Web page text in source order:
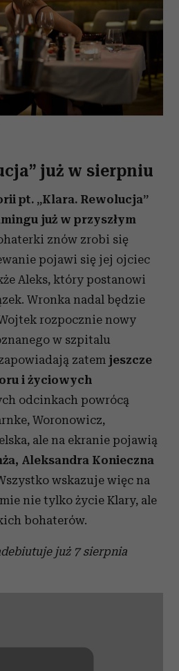
do spersonalizowania treści
społecznościowe i
witrynie. Informacje o tym, jak
udostępniamy partnerom
i analitycznym.
te informacje z innymi danymi
już w sierpniu
pt. „Klara. Rewolucja”
już w przyszłym
znów zrobi się
pojawi się jej ojciec
Aleks, który postanowi
Wronka nadal będzie
rozpocznie nowy
w szpitalu
zatem jeszcze
i życiowych
odcinkach powrócą
Woronowicz,
ale na ekranie pojawią
Aleksandra Konieczna
wskazuje więc na
nie tylko życie Klary, ale
bohaterów.
już 7 sierpnia